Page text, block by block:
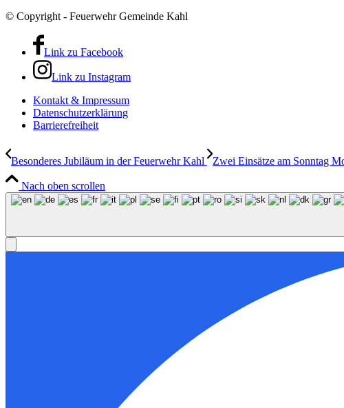
© Copyright - Feuerwehr Gemeinde Kahl
Link zu Facebook
Link zu Instagram
Kontakt & Impressum
Datenschutzerklärung
Barrierefreiheit
Besonderes Jubiläum in der Feuerwehr Kahl Zwei Einsätze am Sonntag
Nach oben scrollen